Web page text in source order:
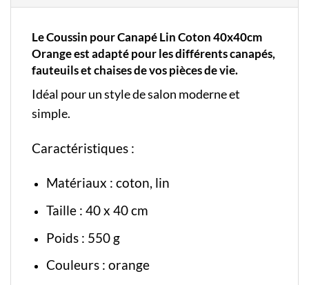
Le Coussin pour Canapé Lin Coton 40x40cm
Orange est adapté pour les différents canapés,
fauteuils et chaises de vos pièces de vie.
Idéal pour un style de salon moderne et
simple.
Caractéristiques :
Matériaux : coton, lin
Taille : 40 x 40 cm
Poids : 550 g
Couleurs : orange